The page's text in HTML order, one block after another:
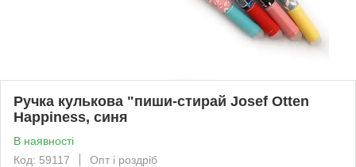
Ручка кулькова "пиши-стирай Josef Otten
Happiness, синя
В наявності
Код: 59117
Опт і роздріб